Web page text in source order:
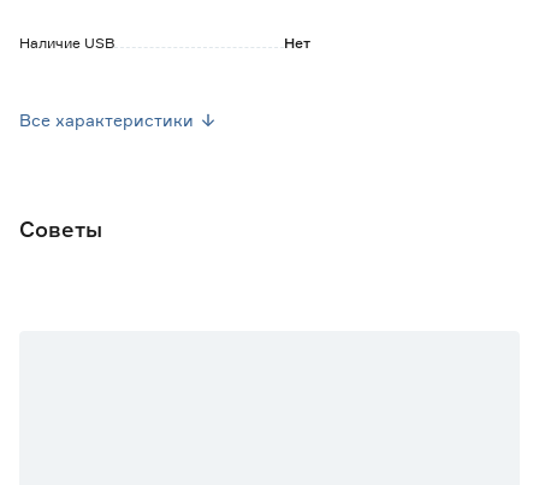
Наличие USB Нет
Все характеристики
Советы